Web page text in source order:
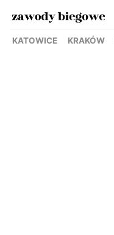
KATOWICE KRAKÓW